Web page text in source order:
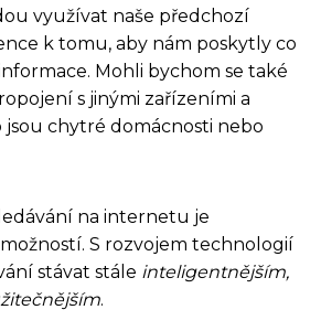
využívat naše předchozí
k tomu, aby nám poskytly co
Mohli bychom se také
s jinými zařízeními a
jsou chytré domácnosti nebo
na internetu je
S rozvojem technologií
stávat stále inteligentnějším,
.